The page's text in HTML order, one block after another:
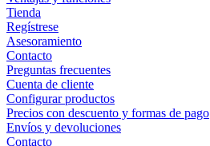
Tienda
Regístrese
Asesoramiento
Contacto
Preguntas frecuentes
Cuenta de cliente
Configurar productos
Precios con descuento y formas de pago
Envíos y devoluciones
Contacto